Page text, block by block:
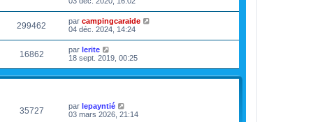
299462 par campingcaraide
04 déc. 2024, 14:24
16862 par lerite
18 sept. 2019, 00:25
35727 par lepayntié
03 mars 2026, 21:14